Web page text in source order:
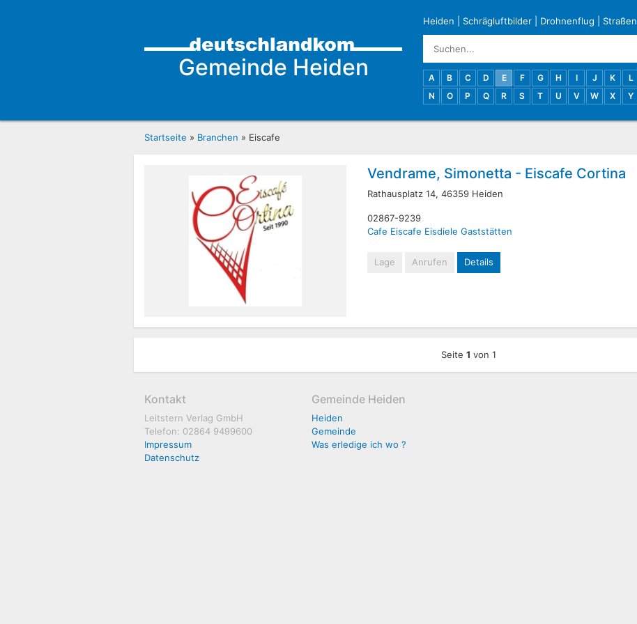
Gemeinde Heiden
Heiden Schrägluftbilder Drohnenflug Straßen
A B C D E F G H I J K L
N
O P Q R S T U V W X Y
Startseite » Branchen » Eiscafe
Vendrame, Simonetta - Eiscafe Cortina
Rathausplatz 14, 46359 Heiden
02867-9239
Cafe Eiscafe Eisdiele Gaststätten
Lage Anrufen Details
Seite 1 von 1
Kontakt
Leitstern Verlag GmbH
Telefon: 02864 9499600
Impressum
Datenschutz
Gemeinde Heiden
Heiden
Gemeinde
Was erledige ich wo ?